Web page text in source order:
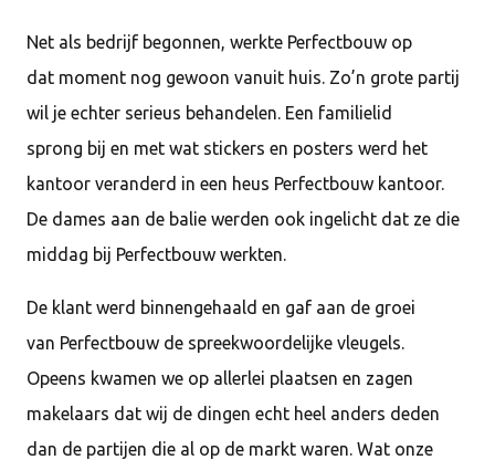
Net als bedrijf begonnen, werkte Perfectbouw op
dat moment nog gewoon vanuit huis. Zo’n grote partij
wil je echter serieus behandelen. Een familielid
sprong bij en met wat stickers en posters werd het
kantoor veranderd in een heus Perfectbouw kantoor.
De dames aan de balie werden ook ingelicht dat ze die
middag bij Perfectbouw werkten.
De klant werd binnengehaald en gaf aan de groei
van Perfectbouw de spreekwoordelijke vleugels.
Opeens kwamen we op allerlei plaatsen en zagen
makelaars dat wij de dingen echt heel anders deden
dan de partijen die al op de markt waren. Wat onze